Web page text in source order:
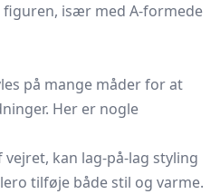
især med A-formede
på mange måder for at
Her er nogle
kan lag-på-lag styling
tilføje både stil og varme.